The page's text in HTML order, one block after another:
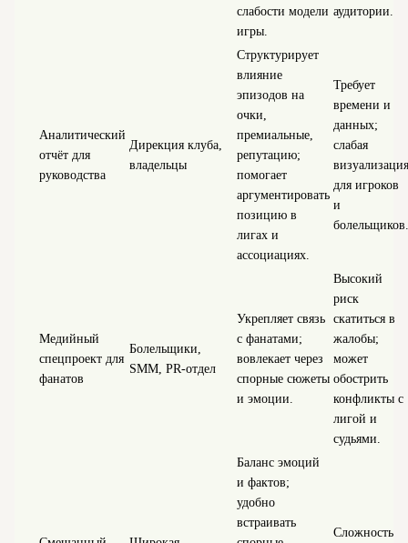
слабости модели
игры.
аудитории.
Аналитический
отчёт для
руководства
Дирекция клуба,
владельцы
Структурирует
влияние
эпизодов на
очки,
премиальные,
репутацию;
помогает
аргументировать
позицию в
лигах и
ассоциациях.
Требует
времени и
данных;
слабая
визуализация
для игроков
и
болельщиков.
Медийный
спецпроект для
фанатов
Болельщики,
SMM, PR‑отдел
Укрепляет связь
с фанатами;
вовлекает через
спорные сюжеты
и эмоции.
Высокий
риск
скатиться в
жалобы;
может
обострить
конфликты с
лигой и
судьями.
Баланс эмоций
и фактов;
удобно
встраивать
Сложность